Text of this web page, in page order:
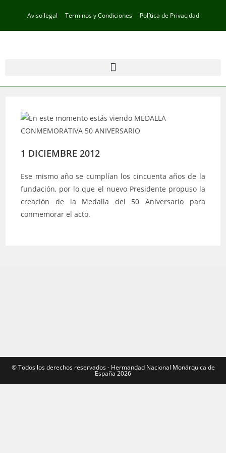
Aviso legal Terminos y Condiciones Política de Privacidad
1 DICIEMBRE 2012
Ese mismo año se cumplían los cincuenta años de la
fundación, por lo que el nuevo Presidente propuso la
creación de la Medalla del 50 Aniversario para
conmemorar el acto.
©️ Todos los derechos reservados - Hermandad Nacional Monárquica de
España 2026